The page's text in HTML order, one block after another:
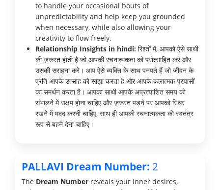
to handle your occasional bouts of
unpredictability and help keep you grounded
when necessary, while also allowing your
creativity to flow freely.
Relationship Insights in hindi: रिश्तों में, आपको ऐसे साथी
की ज़रूरत होती है जो आपकी रचनात्मकता को प्रोत्साहित करे और
उसकी सराहना करे। आप ऐसे व्यक्ति के साथ पनपते हैं जो जीवन के
प्रति आपके उत्साह को साझा करता है और आपके कलात्मक प्रयासों
का समर्थन करता है। आपका साथी आपके अप्रत्याशित समय को
संभालने में सक्षम होना चाहिए और ज़रूरत पड़ने पर आपको स्थिर
रखने में मदद करनी चाहिए, साथ ही आपकी रचनात्मकता को स्वतंत्र
रूप से बहने देना चाहिए।
PALLAVI Dream Number: 2
The Dream Number reveals your inner desires,